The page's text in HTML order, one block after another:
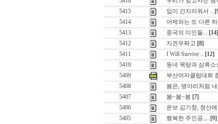
5415
입이 간지러워서 ..
5414
어제와는 또 다른
5413
중국의 미인들... [14]
5412
지껀우짜고 [8]
5411
I Will Survive .. [12]
5410
동네 목탕과 삼류소
5409
부산여자클럽대회
5408
봄은, 병아리처럼
5407
봄~봄~봄 [7]
5406
운보 김기창, 청산
5405
행복한 주인공.,.. [9]